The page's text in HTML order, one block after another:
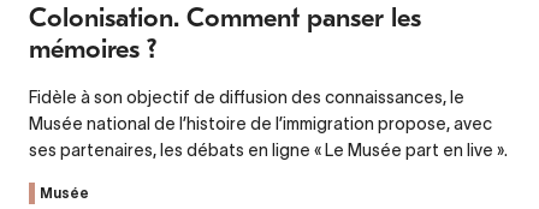
Colonisation. Comment panser les
mémoires ?
Fidèle à son objectif de diffusion des connaissances, le
Musée national de l’histoire de l’immigration propose, avec
ses partenaires, les débats en ligne « Le Musée part en live ».
Musée